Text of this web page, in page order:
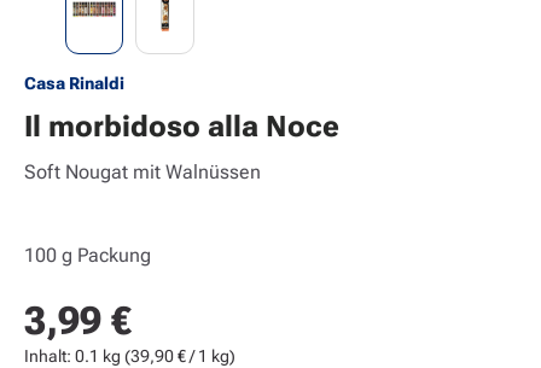
Casa Rinaldi
Il morbidoso alla Noce
Soft Nougat mit Walnüssen
100 g Packung
Regulärer Preis:
3,99 €
Inhalt: 0.1 kg (39,90 € / 1 kg)